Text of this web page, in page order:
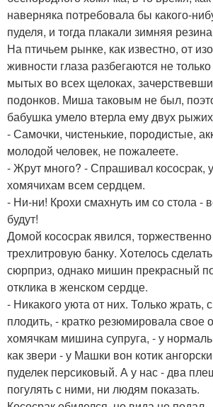
наверняка потребовала бы какого-
пуделя, и тогда плакали зимняя
На птичьем рынке, как известно, от
живности глаза разбегаются не
мытых во всех щелоках,
подонков. Миша таковым не был,
бабушка умело втерла ему двух
- Самочки, чистенькие, породистые,
молодой человек, не пожалеете.
- Жрут много? - Спрашивал кососрак,
хомячихам всем сердцем.
- Ни-ни! Крохи смахнуть им со стола -
будут!
Домой кососрак явился,
трехлитровую банку. Хотелось
сюрприз, однако мишин прекрасный
отклика в женском сердце.
- Никакого уюта от них. Только жрать,
плодить, - кратко резюмировала свое
хомячкам мишина супруга, - у
как звери - у Машки вон котик
пуделек персиковый. А у нас - два
погулять с ними, ни людям показать.